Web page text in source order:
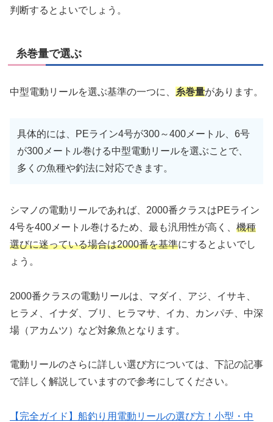
判断するとよいでしょう。
糸巻量で選ぶ
中型電動リールを選ぶ基準の一つに、 糸巻量があります。
具体的には、PEライン4号が300～400メートル、6号
が300メートル巻ける中型電動リールを選ぶことで、
多くの魚種や釣法に対応できます。
シマノの電動リールであれば、2000番クラスはPEライン
4号を400メートル巻けるため、最も汎用性が高く、 機種
選びに迷っている場合は2000番を基準にするとよいでし
ょう。
2000番クラスの電動リールは、マダイ、アジ、イサキ、
ヒラメ、イナダ、ブリ、ヒラマサ、イカ、カンパチ、中深
場（アカムツ）など対象魚となります。
電動リールのさらに詳しい選び方については、下記の記事
で詳しく解説していますので参考にしてください。
【完全ガイド】船釣り用電動リールの選び方！小型・中